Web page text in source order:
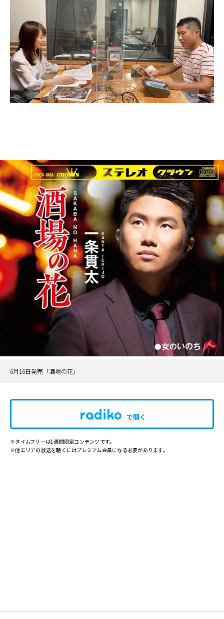
6月16日発売「酒場の花」
で開く
※タイムフリーは1週間限定コンテンツです。
※他エリアの放送を聴くにはプレミアム会員になる必要があります。